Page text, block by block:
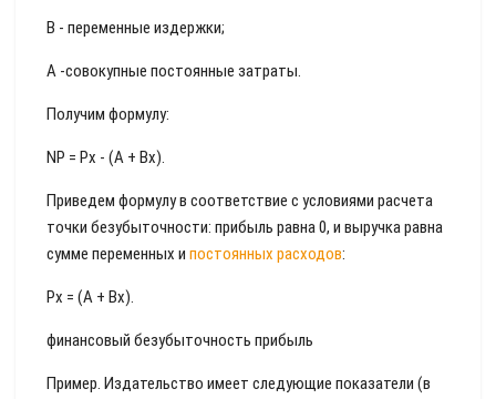
В - переменные издержки;
А -совокупные постоянные затраты.
Получим формулу:
NP = Рx - (А + Вx).
Приведем формулу в соответствие с условиями расчета
точки безубыточности: прибыль равна 0, и выручка равна
сумме переменных и постоянных расходов:
Рx = (А + Вx).
финансовый безубыточность прибыль
Пример. Издательство имеет следующие показатели (в